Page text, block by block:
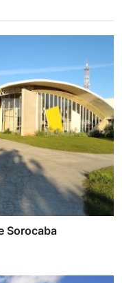
Sorocaba